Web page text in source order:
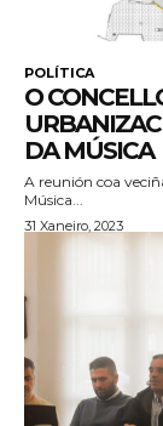
POLÍTICA
O
DA MÚSICA
A reunión coa
Música...
31 Xaneiro, 2023